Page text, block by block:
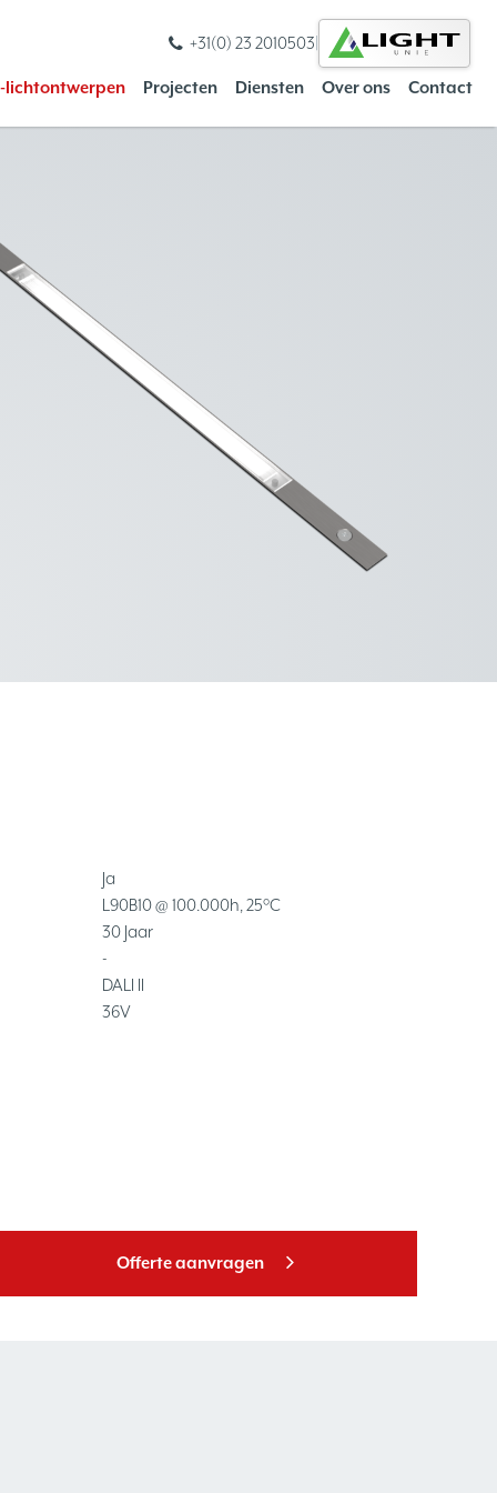
+31(0) 23 2010503
lichtontwerpen Projecten Diensten Over ons Contact
Ja
L90B10 @ 100.000h, 25°C
30 Jaar
-
DALI II
36V
Offerte aanvragen